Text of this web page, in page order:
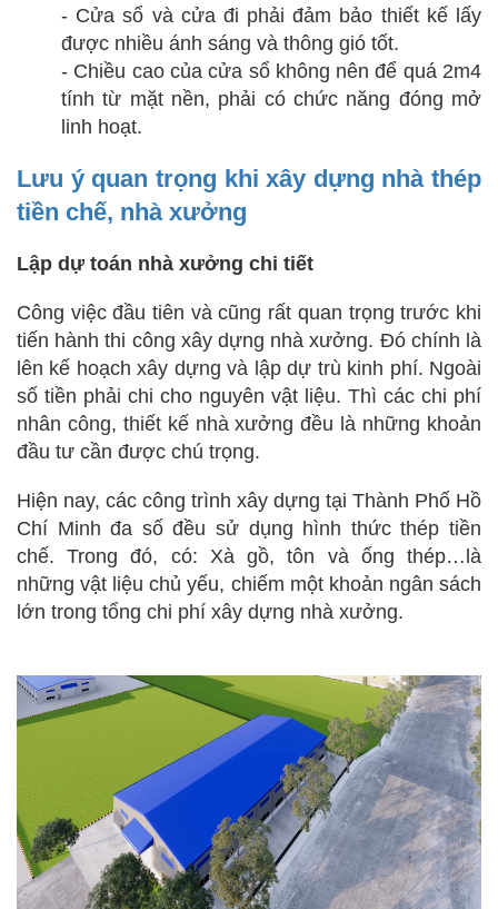
- Cửa sổ và cửa đi phải đảm bảo thiết kế lấy
được nhiều ánh sáng và thông gió tốt.
- Chiều cao của cửa sổ không nên để quá 2m4
tính từ mặt nền, phải có chức năng đóng mở
linh hoạt.
Lưu ý quan trọng khi xây dựng nhà thép
tiền chế, nhà xưởng
Lập dự toán nhà xưởng chi tiết
Công việc đầu tiên và cũng rất quan trọng trước khi
tiến hành thi công xây dựng nhà xưởng. Đó chính là
lên kế hoạch xây dựng và lập dự trù kinh phí. Ngoài
số tiền phải chi cho nguyên vật liệu. Thì các chi phí
nhân công, thiết kế nhà xưởng đều là những khoản
đầu tư cần được chú trọng.
Hiện nay, các công trình xây dựng tại Thành Phố Hồ
Chí Minh đa số đều sử dụng hình thức thép tiền
chế. Trong đó, có: Xà gồ, tôn và ống thép…là
những vật liệu chủ yếu, chiếm một khoản ngân sách
lớn trong tổng chi phí xây dựng nhà xưởng.